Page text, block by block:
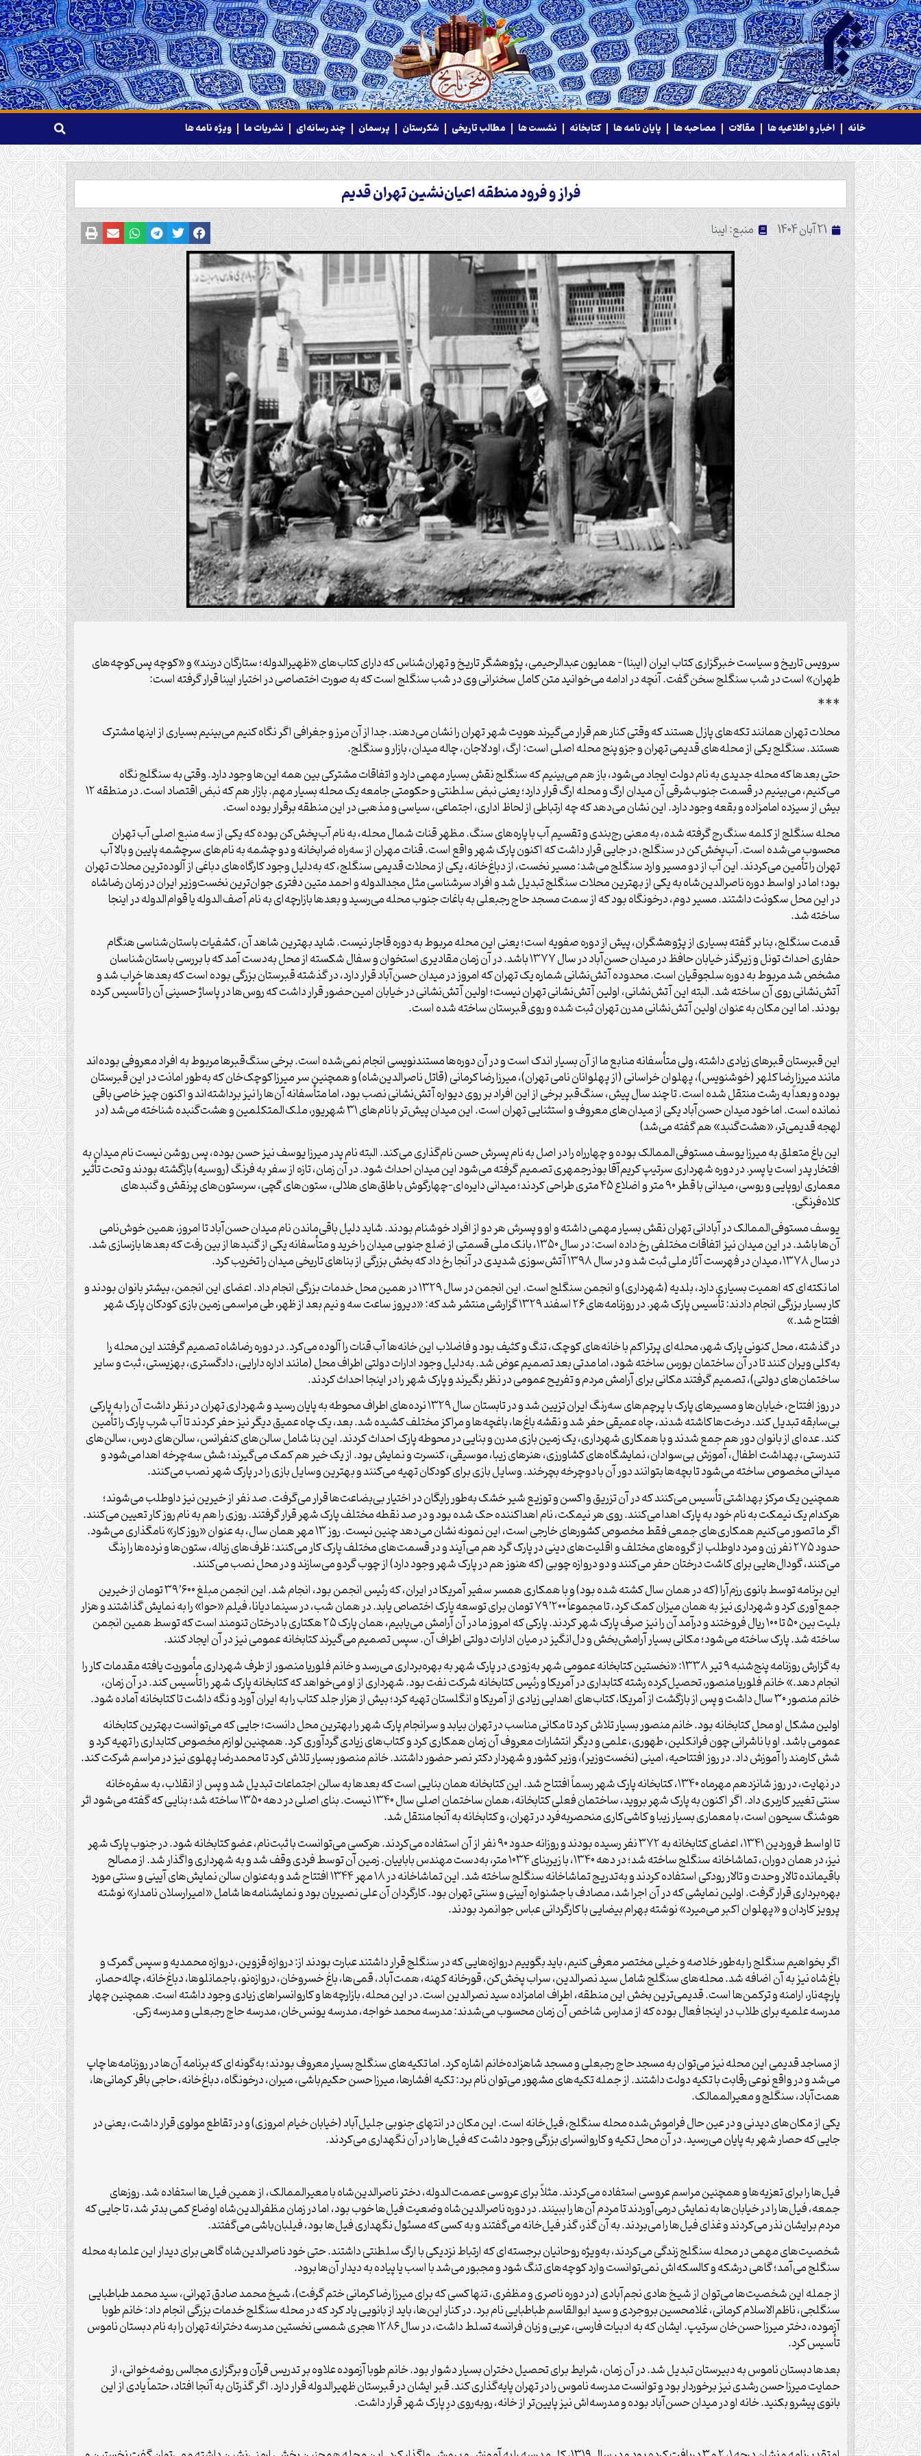
خانه اخبار و اطلاعیه ها مقالات مصاحبه ها پایان نامه ها کتابخانه نشست ها مطالب تاریخی شکرستان پرسمان چند رسانه‌ای نشریات ما ویژه نامه ها
فراز و فرود منطقه اعیان‌نشین تهران قدیم
21 آبان 1404 منبع: ایبنا
سرویس تاریخ و سیاست خبرگزاری کتاب ایران (ایبنا) – همایون عبدالرحیمی، پژوهشگر تاریخ و تهران‌شناس که دارای کتاب‌های «ظهیرالدوله؛ ستارگان دربند» و «کوچه پس‌کوچه‌های
طهران» است در شب سنگلج سخن گفت. آنچه در ادامه می‌خوانید متن کامل سخنرانی وی در شب سنگلج است که به صورت اختصاصی در اختیار ایبنا قرار گرفته است:
***
محلات تهران همانند تکه‌های پازل هستند که وقتی کنار هم قرار می‌گیرند هویت شهر تهران را نشان می‌دهند. جدا از آن مرز و جغرافی اگر نگاه کنیم می‌بینیم بسیاری از اینها مشترک
هستند. سنگلج یکی از محله‌های قدیمی تهران و جزو پنج محله اصلی است: ارگ، اودلاجان، چاله میدان، بازار و سنگلج.
حتی بعدها که محله جدیدی به نام دولت ایجاد می‌شود، باز هم می‌بینیم که سنگلج نقش بسیار مهمی دارد و اتفاقات مشترکی بین همه این‌ها وجود دارد. وقتی به سنگلج نگاه
می‌کنیم، می‌بینیم در قسمت جنوب‌شرقی آن میدان ارگ و محله ارگ قرار دارد؛ یعنی نبض سلطنتی و حکومتی جامعه یک محله بسیار مهم. بازار هم که نبض اقتصاد است. در منطقه ۱۲
بیش از سیزده امامزاده و بقعه وجود دارد. این نشان می‌دهد که چه ارتباطی از لحاظ اداری، اجتماعی، سیاسی و مذهبی در این منطقه برقرار بوده است.
محله سنگلج از کلمه سنگ‌رج گرفته شده، به معنی رج‌بندی و تقسیم آب با پاره‌های سنگ. مظهر قنات شمال محله، به نام آب‌پخش‌کن بوده که یکی از سه منبع اصلی آب تهران
محسوب می‌شده است. آب‌پخش‌کن در سنگلج، در جایی قرار داشت که اکنون پارک شهر واقع است. قنات مهران از سه‌راه ضرابخانه و دو چشمه به نام‌های سرچشمه پایین و بالا آب
تهران را تأمین می‌کردند. این آب از دو مسیر وارد سنگلج می‌شد: مسیر نخست، از دباغ‌خانه، یکی از محلات قدیمی سنگلج، که به‌دلیل وجود کارگاه‌های دباغی از آلوده‌ترین محلات تهران
بود؛ اما در اواسط دوره ناصرالدین‌شاه به یکی از بهترین محلات سنگلج تبدیل شد و افراد سرشناسی مثل مجدالدوله و احمد متین دفتری جوان‌ترین نخست‌وزیر ایران در زمان رضاشاه
در این محل سکونت داشتند. مسیر دوم، درخونگاه بود که از سمت مسجد حاج رجبعلی به باغات جنوب محله می‌رسید و بعدها بازارچه‌ای به نام آصف‌الدوله یا قوام‌الدوله در اینجا
ساخته شد.
قدمت سنگلج، بنا بر گفته بسیاری از پژوهشگران، پیش از دوره صفویه است؛ یعنی این محله مربوط به دوره قاجار نیست. شاید بهترین شاهد آن، کشفیات باستان‌شناسی هنگام
حفاری احداث تونل و زیرگذر خیابان حافظ در میدان حسن‌آباد در سال ۱۳۷۷ باشد. در آن زمان مقادیری استخوان و سفال شکسته از محل به‌دست آمد که با بررسی باستان‌شناسان
مشخص شد مربوط به دوره سلجوقیان است. محدوده آتش‌نشانی شماره یک تهران که امروز در میدان حسن‌آباد قرار دارد، در گذشته قبرستان بزرگی بوده است که بعدها خراب شد و
آتش‌نشانی روی آن ساخته شد. البته این آتش‌نشانی، اولین آتش‌نشانی تهران نیست؛ اولین آتش‌نشانی در خیابان امین‌حضور قرار داشت که روس‌ها در پاساژ حسینی آن را تأسیس کرده
بودند. اما این مکان به عنوان اولین آتش‌نشانی مدرن تهران ثبت شده و روی قبرستان ساخته شده است.
این قبرستان قبرهای زیادی داشته، ولی متأسفانه منابع ما از آن بسیار اندک است و در آن دوره‌ها مستندنویسی انجام نمی‌شده است. برخی سنگ‌قبرها مربوط به افراد معروفی بوده‌اند
مانند میرزا رضا کلهر (خوشنویس)، پهلوان خراسانی (از پهلوانان نامی تهران)، میرزا رضا کرمانی (قاتل ناصرالدین‌شاه) و همچنین سر میرزا کوچک‌خان که به‌طور امانت در این قبرستان
بوده و بعداً به رشت منتقل شده است. تا چند سال پیش، سنگ‌قبر برخی از این افراد بر روی دیواره آتش‌نشانی نصب بود، اما متأسفانه آن‌ها را نیز برداشته‌اند و اکنون چیز خاصی باقی
نمانده است. اما خود میدان حسن‌آباد یکی از میدان‌های معروف و استثنایی تهران است. این میدان پیش‌تر با نام‌های ۳۱ شهریور، ملک‌المتکلمین و هشت‌گنبده شناخته می‌شد (در
لهجه قدیمی‌تر، «هشت‌گنبد» هم گفته می‌شد)
این باغ متعلق به میرزا یوسف مستوفی‌الممالک بوده و چهارراه را در اصل به نام پسرش حسن نام‌گذاری می‌کند. البته نام پدر میرزا یوسف نیز حسن بوده، پس روشن نیست نام میدان به
افتخار پدر است یا پسر. در دوره شهرداری سرتیپ کریم‌آقا بوذرجمهری تصمیم گرفته می‌شود این میدان احداث شود. در آن زمان، تازه از سفر به فرنگ (روسیه) بازگشته بودند و تحت تأثیر
معماری اروپایی و روسی، میدانی با قطر ۹۰ متر و اضلاع ۴۵ متری طراحی کردند؛ میدانی دایره‌ای-چهارگوش با طاق‌های هلالی، ستون‌های گچی، سرستون‌های پرنقش و گنبدهای
کلاه‌فرنگی.
یوسف مستوفی‌الممالک در آبادانی تهران نقش بسیار مهمی داشته و او و پسرش هر دو از افراد خوشنام بودند. شاید دلیل باقی‌ماندن نام میدان حسن‌آباد تا امروز، همین خوش‌نامی
آن‌ها باشد. در این میدان نیز اتفاقات مختلفی رخ داده است: در سال ۱۳۵۰، بانک ملی قسمتی از ضلع جنوبی میدان را خرید و متأسفانه یکی از گنبدها از بین رفت که بعدها بازسازی شد.
در سال ۱۳۷۸، میدان در فهرست آثار ملی ثبت شد و در سال ۱۳۹۸ آتش‌سوزی شدیدی در آنجا رخ داد که بخش بزرگی از بناهای تاریخی میدان را تخریب کرد.
اما نکته‌ای که اهمیت بسیاری دارد، بلدیه (شهرداری) و انجمن سنگلج است. این انجمن در سال ۱۳۲۹ در همین محل خدمات بزرگی انجام داد. اعضای این انجمن، بیشتر بانوان بودند و
کار بسیار بزرگی انجام دادند: تأسیس پارک شهر. در روزنامه‌های ۲۶ اسفند ۱۳۲۹ گزارشی منتشر شد که: «دیروز ساعت سه و نیم بعد از ظهر، طی مراسمی زمین بازی کودکان پارک شهر
افتتاح شد.»
در گذشته، محل کنونی پارک شهر، محله‌ای پرتراکم با خانه‌های کوچک، تنگ و کثیف بود و فاضلاب این خانه‌ها آب قنات را آلوده می‌کرد. در دوره رضاشاه تصمیم گرفتند این محله را
به‌کلی ویران کنند تا در آن ساختمان بورس ساخته شود، اما مدتی بعد تصمیم عوض شد. به‌دلیل وجود ادارات دولتی اطراف محل (مانند اداره دارایی، دادگستری، بهزیستی، ثبت و سایر
ساختمان‌های دولتی)، تصمیم گرفتند مکانی برای آرامش مردم و تفریح عمومی در نظر بگیرند و پارک شهر را در اینجا احداث کردند.
در روز افتتاح، خیابان‌ها و مسیرهای پارک با پرچم‌های سه‌رنگ ایران تزیین شد و در تابستان سال ۱۳۲۹ نرده‌های اطراف محوطه به پایان رسید و شهرداری تهران در نظر داشت آن را به پارکی
بی‌سابقه تبدیل کند. درخت‌ها کاشته شدند، چاه عمیقی حفر شد و نقشه باغ‌ها، باغچه‌ها و مراکز مختلف کشیده شد. بعد، یک چاه عمیق دیگر نیز حفر کردند تا آب شرب پارک را تأمین
کند. عده‌ای از بانوان دور هم جمع شدند و با همکاری شهرداری، یک زمین بازی مدرن و بنایی در محوطه پارک احداث کردند. این بنا شامل سالن‌های کنفرانس، سالن‌های درس، سالن‌های
تندرستی، بهداشت اطفال، آموزش بی‌سوادان، نمایشگاه‌های کشاورزی، هنرهای زیبا، موسیقی، کنسرت و نمایش بود. از یک خیر هم کمک می‌گیرند؛ شش سه‌چرخه اهدا می‌شود و
میدانی مخصوص ساخته می‌شود تا بچه‌ها بتوانند دور آن با دوچرخه بچرخند. وسایل بازی برای کودکان تهیه می‌کنند و بهترین وسایل بازی را در پارک شهر نصب می‌کنند.
همچنین یک مرکز بهداشتی تأسیس می‌کنند که در آن تزریق واکسن و توزیع شیر خشک به‌طور رایگان در اختیار بی‌بضاعت‌ها قرار می‌گرفت. صد نفر از خیرین نیز داوطلب می‌شوند؛
هرکدام یک نیمکت به نام خود به پارک اهدا می‌کنند. روی هر نیمکت، نام اهداکننده حک شده بود و در صد نقطه مختلف پارک شهر قرار گرفتند. روزی را هم به نام روز کار تعیین می‌کنند.
اگر ما تصور می‌کنیم همکاری‌های جمعی فقط مخصوص کشورهای خارجی است، این نمونه نشان می‌دهد چنین نیست. روز ۱۳ مهر همان سال، به عنوان «روز کار» نامگذاری می‌شود.
حدود ۲۷۵ نفر زن و مرد داوطلب از گروه‌های مختلف و اقلیت‌های دینی در پارک گرد هم می‌آیند و در قسمت‌های مختلف پارک کار می‌کنند: ظرف‌های زباله، ستون‌ها و نرده‌ها را رنگ
می‌کنند، گودال‌هایی برای کاشت درختان حفر می‌کنند و دو دروازه چوبی (که هنوز هم در پارک شهر وجود دارد) از چوب گردو می‌سازند و در محل نصب می‌کنند.
این برنامه توسط بانوی رزم‌آرا (که در همان سال کشته شده بود) و با همکاری همسر سفیر آمریکا در ایران، که رئیس انجمن بود، انجام شد. این انجمن مبلغ ۳۹٬۶۰۰ تومان از خیرین
جمع‌آوری کرد و شهرداری نیز به همان میزان کمک کرد، تا مجموعاً ۷۹٬۲۰۰ تومان برای توسعه پارک اختصاص یابد. در همان شب، در سینما دیانا، فیلم «حوا» را به نمایش گذاشتند و هزار
بلیت بین ۵۰ تا ۱۰۰ ریال فروختند و درآمد آن را نیز صرف پارک شهر کردند. پارکی که امروز ما در آن آرامش می‌یابیم، همان پارک ۲۵ هکتاری با درختان تنومند است که توسط همین انجمن
ساخته شد. پارک ساخته می‌شود؛ مکانی بسیار آرامش‌بخش و دل‌انگیز در میان ادارات دولتی اطراف آن. سپس تصمیم می‌گیرند کتابخانه عمومی نیز در آن ایجاد کنند.
به گزارش روزنامه پنج‌شنبه ۹ تیر ۱۳۳۸: «نخستین کتابخانه عمومی شهر به‌زودی در پارک شهر به بهره‌برداری می‌رسد و خانم فلوریا منصور از طرف شهرداری مأموریت یافته مقدمات کار را
انجام دهد.» خانم فلوریا منصور، تحصیل‌کرده رشته کتابداری در آمریکا و رئیس کتابخانه شرکت نفت بود. شهرداری از او می‌خواهد که کتابخانه پارک شهر را تأسیس کند. در آن زمان،
خانم منصور ۳۰ سال داشت و پس از بازگشت از آمریکا، کتاب‌های اهدایی زیادی از آمریکا و انگلستان تهیه کرد؛ بیش از هزار جلد کتاب را به ایران آورد و نگه داشت تا کتابخانه آماده شود.
اولین مشکل او محل کتابخانه بود. خانم منصور بسیار تلاش کرد تا مکانی مناسب در تهران بیابد و سرانجام پارک شهر را بهترین محل دانست؛ جایی که می‌توانست بهترین کتابخانه
عمومی باشد. او با ناشرانی چون فرانکلین، طهوری، علمی و دیگر انتشارات معروف آن زمان همکاری کرد و کتاب‌های زیادی گردآوری کرد. همچنین لوازم مخصوص کتابداری را تهیه کرد و
شش کارمند را آموزش داد. در روز افتتاحیه، امینی (نخست‌وزیر)، وزیر کشور و شهردار دکتر نصر حضور داشتند. خانم منصور بسیار تلاش کرد تا محمدرضا پهلوی نیز در مراسم شرکت کند.
در نهایت، در روز شانزدهم مهرماه ۱۳۴۰، کتابخانه پارک شهر رسماً افتتاح شد. این کتابخانه همان بنایی است که بعدها به سالن اجتماعات تبدیل شد و پس از انقلاب، به سفره‌خانه
سنتی تغییر کاربری داد. اگر اکنون به پارک شهر بروید، ساختمان فعلی کتابخانه، همان ساختمان اصلی سال ۱۳۴۰ نیست. بنای اصلی در دهه ۱۳۵۰ ساخته شد؛ بنایی که گفته می‌شود اثر
هوشنگ سیحون است، با معماری بسیار زیبا و کاشی‌کاری منحصربه‌فرد در تهران، و کتابخانه به آنجا منتقل شد.
تا اواسط فروردین ۱۳۴۱، اعضای کتابخانه به ۳۷۲ نفر رسیده بودند و روزانه حدود ۹۰ نفر از آن استفاده می‌کردند. هرکسی می‌توانست با ثبت‌نام، عضو کتابخانه شود. در جنوب پارک شهر
نیز، در همان دوران، تماشاخانه سنگلج ساخته شد؛ در دهه ۱۳۴۰، با زیربنای ۱۰۳۴ متر، به‌دست مهندس باباییان. زمین آن توسط فردی وقف شد و به شهرداری واگذار شد. از مصالح
باقیمانده تالار وحدت و تالار رودکی استفاده کردند و به‌تدریج تماشاخانه سنگلج ساخته شد. این تماشاخانه در ۱۸ مهر ۱۳۴۴ افتتاح شد و به‌عنوان سالن نمایش‌های آیینی و سنتی مورد
بهره‌برداری قرار گرفت. اولین نمایشی که در آن اجرا شد، مصادف با جشنواره آیینی و سنتی تهران بود. کارگردان آن علی نصیریان بود و نمایشنامه‌ها شامل «امیرارسلان نامدار» نوشته
پرویز کاردان و «پهلوان اکبر می‌میرد» نوشته بهرام بیضایی با کارگردانی عباس جوانمرد بودند.
اگر بخواهیم سنگلج را به‌طور خلاصه و خیلی مختصر معرفی کنیم، باید بگوییم دروازه‌هایی که در سنگلج قرار داشتند عبارت بودند از: دروازه قزوین، دروازه محمدیه و سپس گمرک و
باغ‌شاه نیز به آن اضافه شد. محله‌های سنگلج شامل سید نصرالدین، سراب پخش‌کن، قورخانه کهنه، همت‌آباد، قمی‌ها، باغ خسروخان، دروازه‌نو، باجمانلوها، دباغ‌خانه، چاله‌حصار،
پارچه‌نار، ارامنه و ترکمن‌ها است. قدیمی‌ترین بخش این منطقه، اطراف امامزاده سید نصرالدین است. در این محله، بازارچه‌ها و کاروانسراهای زیادی وجود داشته است. همچنین چهار
مدرسه علمیه برای طلاب در اینجا فعال بوده که از مدارس شاخص آن زمان محسوب می‌شدند: مدرسه محمد خواجه، مدرسه یونس‌خان، مدرسه حاج رجبعلی و مدرسه زکی.
از مساجد قدیمی این محله نیز می‌توان به مسجد حاج رجبعلی و مسجد شاهزاده‌خانم اشاره کرد. اما تکیه‌های سنگلج بسیار معروف بودند؛ به‌گونه‌ای که برنامه آن‌ها در روزنامه‌ها چاپ
می‌شد و در واقع نوعی رقابت با تکیه دولت داشتند. از جمله تکیه‌های مشهور می‌توان نام برد: تکیه افشارها، میرزا حسن حکیم‌باشی، میران، درخونگاه، دباغ‌خانه، حاجی باقر کرمانی‌ها،
همت‌آباد، سنگلج و معیرالممالک.
یکی از مکان‌های دیدنی و در عین حال فراموش‌شده محله سنگلج، فیل‌خانه است. این مکان در انتهای جنوبی جلیل‌آباد (خیابان خیام امروزی) و در تقاطع مولوی قرار داشت، یعنی در
جایی که حصار شهر به پایان می‌رسید. در آن محل تکیه و کاروانسرای بزرگی وجود داشت که فیل‌ها را در آن نگهداری می‌کردند.
فیل‌ها را برای تعزیه‌ها و همچنین مراسم عروسی استفاده می‌کردند. مثلاً برای عروسی عصمت‌الدوله، دختر ناصرالدین‌شاه با معیرالممالک، از همین فیل‌ها استفاده شد. روزهای
جمعه، فیل‌ها را در خیابان‌ها به نمایش درمی‌آوردند تا مردم آن‌ها را ببینند. در دوره ناصرالدین‌شاه وضعیت فیل‌ها خوب بود، اما در زمان مظفرالدین‌شاه اوضاع کمی بدتر شد، تا جایی که
مردم برایشان نذر می‌کردند و غذای فیل‌ها را می‌بردند. به آن گذر، گذر فیل‌خانه می‌گفتند و به کسی که مسئول نگهداری فیل‌ها بود، فیلبان‌باشی می‌گفتند.
شخصیت‌های مهمی در محله سنگلج زندگی می‌کردند، به‌ویژه روحانیان برجسته‌ای که ارتباط نزدیکی با ارگ سلطنتی داشتند. حتی خود ناصرالدین‌شاه گاهی برای دیدار این علما به محله
سنگلج می‌آمد؛ گاهی درشکه و کالسکه‌اش نمی‌توانست وارد کوچه‌های تنگ شود و مجبور می‌شد با اسب یا پیاده به دیدار آن‌ها برود.
از جمله این شخصیت‌ها می‌توان از شیخ هادی نجم‌آبادی (در دوره ناصری و مظفری، تنها کسی که برای میرزا رضا کرمانی ختم گرفت)، شیخ محمد صادق تهرانی، سید محمد طباطبایی
سنگلجی، ناظم‌الاسلام کرمانی، غلامحسین بروجردی و سید ابوالقاسم طباطبایی نام برد. در کنار این‌ها، باید از بانویی یاد کرد که در محله سنگلج خدمات بزرگی انجام داد: خانم طوبا
آزموده، دختر میرزا حسن‌خان سرتیپ. ایشان که به ادبیات فارسی، عربی و زبان فرانسه تسلط داشت، در سال ۱۲۸۶ هجری شمسی نخستین مدرسه دخترانه تهران را به نام دبستان ناموس
تأسیس کرد.
بعدها دبستان ناموس به دبیرستان تبدیل شد. در آن زمان، شرایط برای تحصیل دختران بسیار دشوار بود. خانم طوبا آزموده علاوه بر تدریس قرآن و برگزاری مجالس روضه‌خوانی، از
حمایت میرزا حسن رشدی نیز برخوردار بود و توانست مدرسه ناموس را در تهران پایه‌گذاری کند. قبر ایشان در قبرستان ظهیرالدوله قرار دارد. اگر گذرتان به آنجا افتاد، حتماً یادی از این
بانوی پیشرو بکنید. خانه او در میدان حسن‌آباد بوده و مدرسه‌اش نیز پایین‌تر از خانه، روبه‌روی درِ پارک شهر قرار داشت.